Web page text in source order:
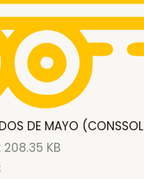
DOS DE MAYO
KB